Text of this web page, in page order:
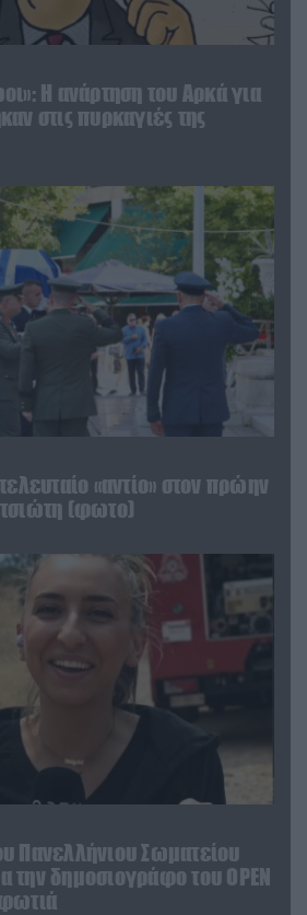
Η ανάρτηση του Αρκά για
στις πυρκαγιές της
«αντίο» στον πρώην
(φωτο)
Πανελλήνιου Σωματείου
την δημοσιογράφο του OPEN